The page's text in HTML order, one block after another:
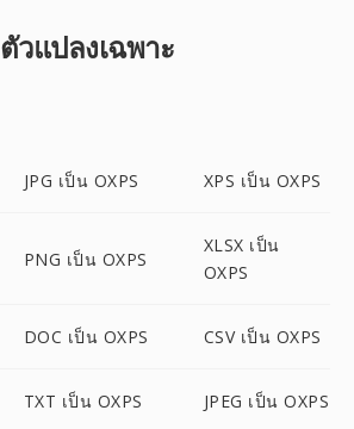
ตัวแปลงเฉพาะ
JPG เป็น OXPS XPS เป็น OXPS
PNG เป็น OXPS
XLSX เป็น
OXPS
DOC เป็น OXPS CSV เป็น OXPS
TXT เป็น OXPS JPEG เป็น OXPS